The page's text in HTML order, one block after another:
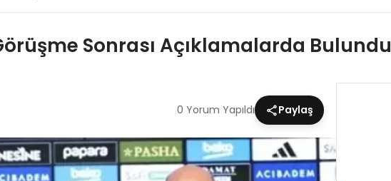
Sonrası Açıklamalarda Bulundu
0 Yorum Yapıldı Paylaş